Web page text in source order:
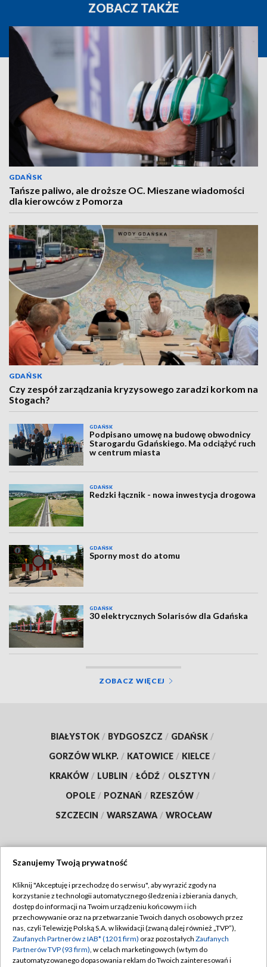
ZOBACZ TAKŻE
GDAŃSK
Tańsze paliwo, ale droższe OC. Mieszane wiadomości
dla kierowców z Pomorza
GDAŃSK
Czy zespół zarządzania kryzysowego zaradzi korkom na
Stogach?
GDAŃSK
Podpisano umowę na budowę obwodnicy
Starogardu Gdańskiego. Ma odciążyć ruch
w centrum miasta
GDAŃSK
Redzki łącznik - nowa inwestycja drogowa
GDAŃSK
Sporny most do atomu
GDAŃSK
30 elektrycznych Solarisów dla Gdańska
ZOBACZ WIĘCEJ
BIAŁYSTOK / BYDGOSZCZ / GDAŃSK /
GORZÓW WLKP. / KATOWICE / KIELCE /
KRAKÓW / LUBLIN / ŁÓDŹ / OLSZTYN /
OPOLE / POZNAŃ / RZESZÓW /
SZCZECIN / WARSZAWA / WROCŁAW
TVP
Abonament TVP
Emisja w TVP
Centrum informacji TVP
Regulamin TVP
Polityka prywatności
Moje zgody
Szanujemy Twoją prywatność
Kliknij "Akceptuję i przechodzę do serwisu", aby wyrazić zgody na
korzystanie z technologii automatycznego śledzenia i zbierania danych,
dostęp do informacji na Twoim urządzeniu końcowym i ich
przechowywanie oraz na przetwarzanie Twoich danych osobowych przez
nas, czyli Telewizję Polską S.A. w likwidacji (zwaną dalej również „TVP”),
Zaufanych Partnerów z IAB* (1201 firm) oraz pozostałych Zaufanych
Partnerów TVP (93 firm), w celach marketingowych (w tym do
zautomatyzowanego dopasowania reklam do Twoich zainteresowań i